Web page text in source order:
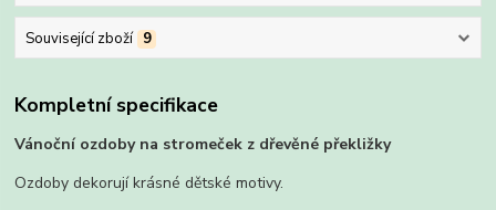
Související zboží 9
Kompletní specifikace
Vánoční ozdoby na stromeček z dřevěné překližky
Ozdoby dekorují krásné dětské motivy.